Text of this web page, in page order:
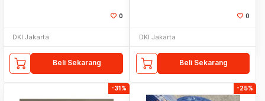
0
DKI Jakarta
Beli Sekarang
0
DKI Jakarta
Beli Sekarang
-31% -25%